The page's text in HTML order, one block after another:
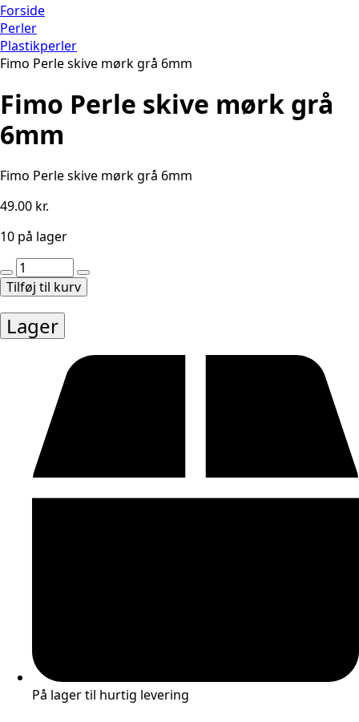
Forside
Perler
Plastikperler
Fimo Perle skive mørk grå 6mm
Fimo Perle skive mørk grå
6mm
Fimo Perle skive mørk grå 6mm
49.00 kr.
10 på lager
Fimo
Perle
skive
mørk
grå
Tilføj til kurv
Lager
På lager til hurtig levering